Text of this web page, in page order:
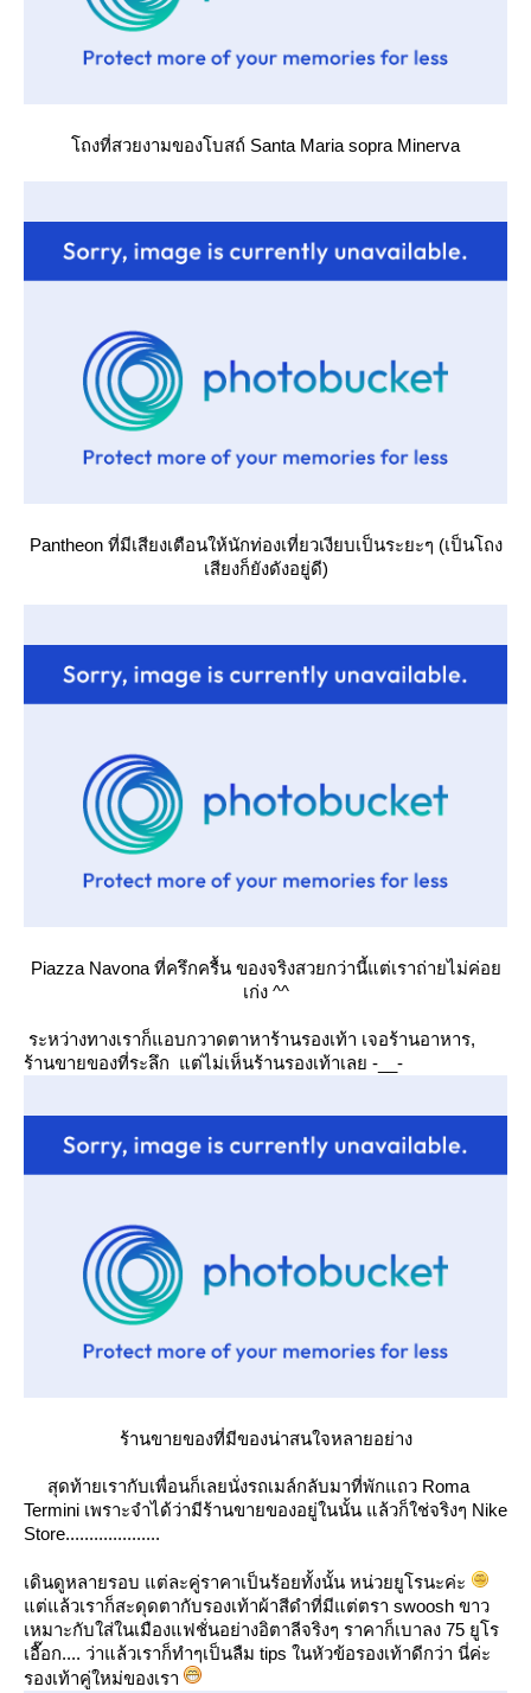
ถงที่สวยงามของโบสถ์ Santa Maria sopra Minerva
Pantheon ที่มีเสียงเตือนให้นักท่องเที่ยวเงียบเป็นระยะๆ (เป็นโถง
เสียงก็ยังดังอยู่ดี)
Piazza Navona ที่ครึกครื้น ของจริงสวยกว่านี้แต่เราถ่ายไม่ค่อ
เก่ง ^^
ระหว่างทางเราก็แอบกวาดตาหาร้านรองเท้า เจอร้านอาหาร,
ร้านขายของที่ระลึก ต่ไม่เห็นร้านรองเท้าเล -__-
ร้านขายของที่มีของน่าสนใจหลายอย่าง
สุดท้ายเรากับเพื่อนก็เลยนั่งรถเมล์กลับมาที่พักแถว Roma
Termini เพราะจำได้ว่ามีร้านขายของอยู่ในนั้น แล้วก็ใช่จริงๆ Nike
Store....................
เดินดูหลายรอบ แต่ละคู่ราคาเป็นร้อยทั้งนั้น หน่วยยูโรนะค่ะ
ต่แล้วเราก็สะดุดตากับรองเท้าผ้าสีดำที่มีแต่ตรา swoosh ขาว
เหมาะกับใส่ในเมืองแฟชั่นอย่างอิตาลีจริงๆ ราคาก็เบาลง 75 ยูโร
เอื๊อก.... ว่าแล้วเราก็ทำๆเป็นลืม tips ในหัวข้อรองเท้าดีกว่า นี่ค่ะ
รองเท้าคู่ใหม่ของเรา